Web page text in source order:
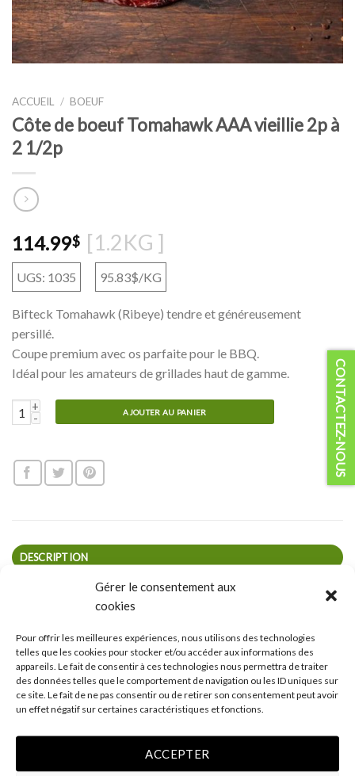
Gérer le consentement aux
cookies
Pour offrir les meilleures expériences, nous utilisons des technologies
telles que les cookies pour stocker et/ou accéder aux informations des
appareils. Le fait de consentir à ces technologies nous permettra de traiter
des données telles que le comportement de navigation ou les ID uniques sur
ce site. Le fait de ne pas consentir ou de retirer son consentement peut avoir
un effet négatif sur certaines caractéristiques et fonctions.
ACCEPTER
ACCUEIL / BOEUF
Côte de boeuf Tomahawk AAA vieillie 2p à
2 1/2p
114.99$ [1.2KG ]
UGS: 1035 95.83$/KG
Bifteck Tomahawk (Ribeye) tendre et généreusement
persillé.
Coupe premium avec os parfaite pour le BBQ.
Idéal pour les amateurs de grillades haut de gamme.
quantité de Côte de boeuf Tomahawk AAA vieillie 2p à 2 1/2p
AJOUTER AU PANIER
DESCRIPTION
Le bifteck Tomahawk (Ribeye) est une impressionnante côte
de bœuf avec os, reconnue pour sa tendreté exceptionnelle,
son persillage généreux et sa présentation spectaculaire.
Coupé dans la section des côtes, il conserve une longue côte
nettoyée (« frenched »), lui donnant l’apparence distinctive
d’une hache tomahawk.
viande juteuse, savoureuse et extrêmement tendre, parfaite
pour les amateurs de grillades haut de gamme.
CONTACTEZ-NOUS